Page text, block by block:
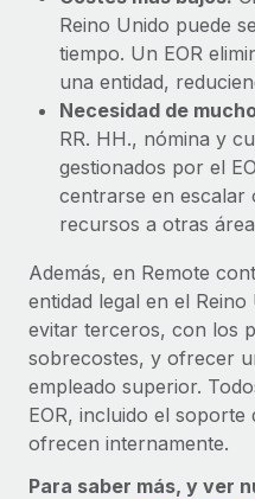
Reino Unido puede
tiempo. Un EOR
una entidad,
Necesidad de
RR. HH., nómina y
gestionados por el
centrarse en escalar
recursos a otras
Además, en Remote
entidad legal en el
evitar terceros, con los
sobrecostes, y ofrecer
empleado superior.
EOR, incluido el soporte
ofrecen internamente.
Para saber más, y ver